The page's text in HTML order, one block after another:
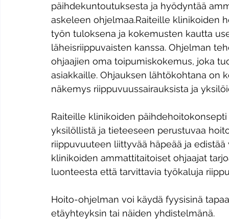
päihdekuntoutuksesta ja hyödyntää
askeleen ohjelmaa.Raiteille klinikoiden
työn tuloksena ja kokemusten kautta
läheisriippuvaisten kanssa. Ohjelman
ohjaajien oma toipumiskokemus, joka
asiakkaille. Ohjauksen lähtökohtana on
näkemys riippuvuussairauksista ja
Raiteille klinikoiden
yksilöllistä ja tieteeseen perustuvaa
riippuvuuteen liittyvää häpeää ja
klinikoiden ammattitaitoiset ohjaajat
luonteesta että tarvittavia työkaluja
Hoito-ohjelman voi käydä fyysisinä
etäyhteyksin tai näiden yhdistelmänä.